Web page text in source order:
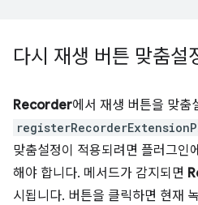
다시 재생 버튼 맞춤설
Recorder에서 재생 버튼을 맞춤
맞춤설정이 적용되려면 플러그인
해야 합니다. 메서드가 감지되면
시됩니다. 버튼을 클릭하면 현재